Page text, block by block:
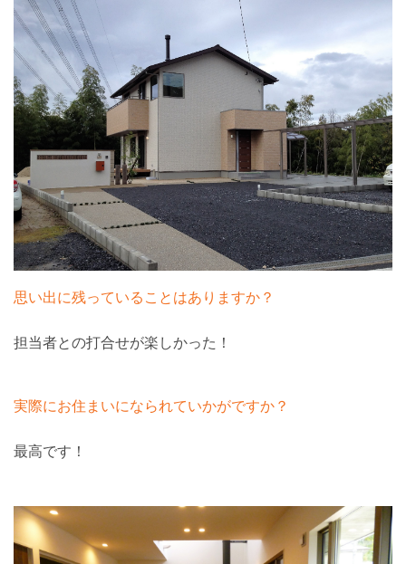
思い出に残っていることはありますか？
担当者との打合せが楽しかった！
実際にお住まいになられていかがですか？
最高です！